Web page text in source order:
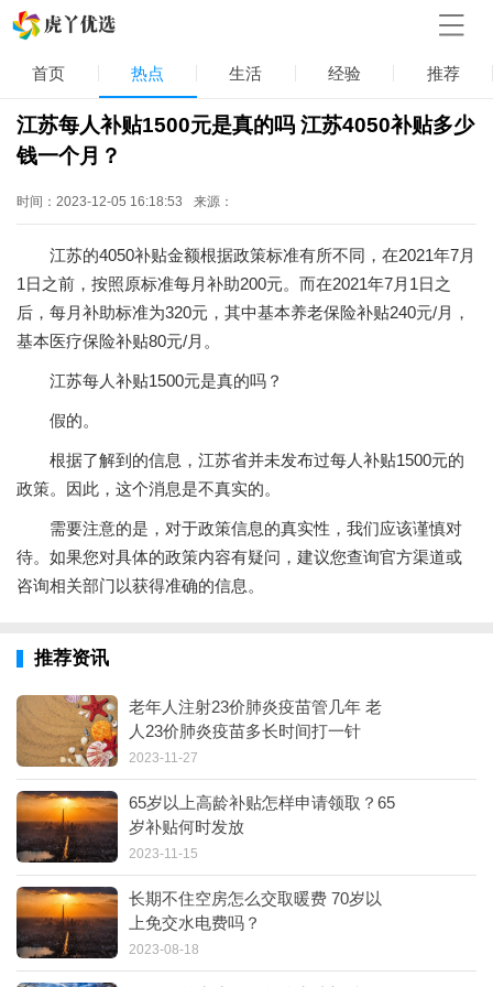
首页 热点 生活 经验 推荐
江苏每人补贴1500元是真的吗 江苏4050补贴多少
钱一个月？
时间：2023-12-05 16:18:53 来源：
江苏的4050补贴金额根据政策标准有所不同，在2021年7月
1日之前，按照原标准每月补助200元。而在2021年7月1日之
后，每月补助标准为320元，其中基本养老保险补贴240元/月，
基本医疗保险补贴80元/月。
江苏每人补贴1500元是真的吗？
假的。
根据了解到的信息，江苏省并未发布过每人补贴1500元的
政策。因此，这个消息是不真实的。
需要注意的是，对于政策信息的真实性，我们应该谨慎对
待。如果您对具体的政策内容有疑问，建议您查询官方渠道或
咨询相关部门以获得准确的信息。
推荐资讯
老年人注射23价肺炎疫苗管几年 老
人23价肺炎疫苗多长时间打一针
2023-11-27
65岁以上高龄补贴怎样申请领取？65
岁补贴何时发放
2023-11-15
长期不住空房怎么交取暖费 70岁以
上免交水电费吗？
2023-08-18